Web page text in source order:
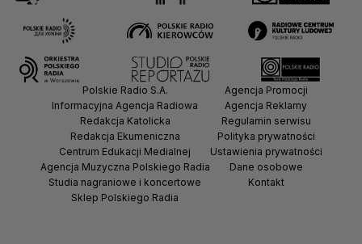
Polskie Radio S.A.
Informacyjna Agencja Radiowa
Redakcja Katolicka
Redakcja Ekumeniczna
Centrum Edukacji Medialnej
Agencja Muzyczna Polskiego Radia
Studia nagraniowe i koncertowe
Sklep Polskiego Radia
Agencja Promocji
Agencja Reklamy
Regulamin serwisu
Polityka prywatności
Ustawienia prywatności
Dane osobowe
Kontakt